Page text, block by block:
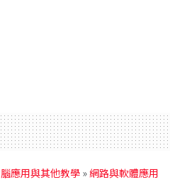
應用與其他教學 » 網路與軟體應用